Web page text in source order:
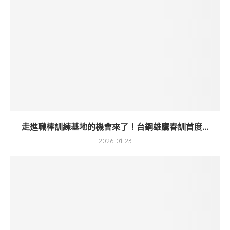
走進職棒訓練基地的機會來了！台鋼雄鷹春訓首度...
2026-01-23